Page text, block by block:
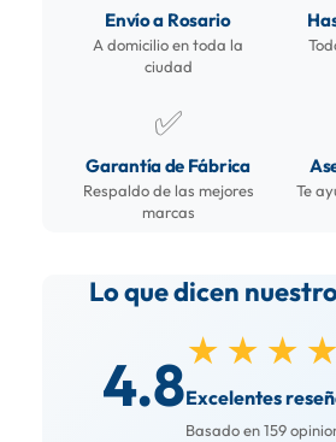
Envío a Rosario
A domicilio en toda la
ciudad
✅
Garantía de Fábrica
Respaldo de las mejores
marcas
Te
Lo que dicen
4.8Excelentes
Basado en 159